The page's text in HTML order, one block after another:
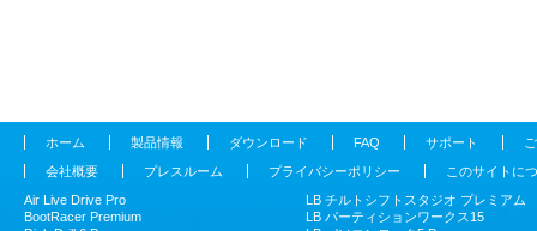
ホーム 製品情報 ダウンロード FAQ サポート
会社概要
プレスルーム プライバシーポリシー
このサイトに
Air Live Drive Pro
BootRacer Premium
LB チルトシフトスタジオ プレミアム
LB パーティションワークス15